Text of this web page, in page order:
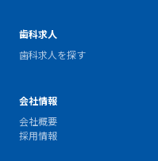
歯科求人
歯科求人を探す
会社情報
会社概要
採用情報